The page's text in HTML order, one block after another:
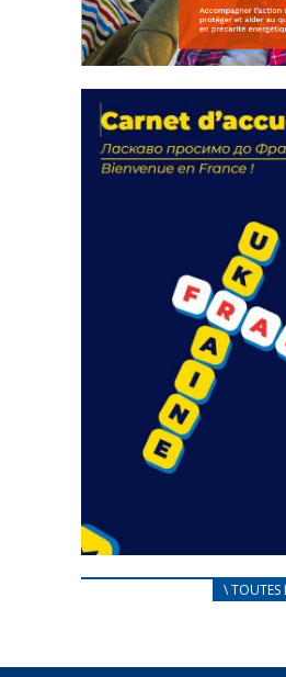
actions
18 septembre 2023
FEUILLETER
CARNET D’ACCUEIL
Afin d’accompagner au
\ TOUTES